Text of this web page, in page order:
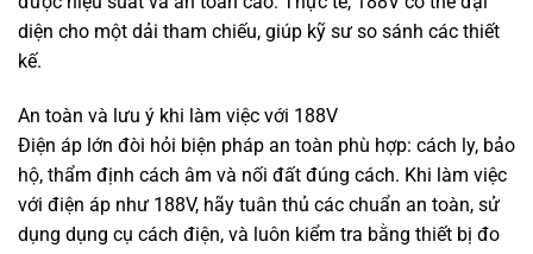
diện cho một dải tham chiếu, giúp kỹ sư so sánh các thiết
kế.
An toàn và lưu ý khi làm việc với 188V
Điện áp lớn đòi hỏi biện pháp an toàn phù hợp: cách ly, bảo
hộ, thẩm định cách âm và nối đất đúng cách. Khi làm việc
với điện áp như 188V, hãy tuân thủ các chuẩn an toàn, sử
dụng dụng cụ cách điện, và luôn kiểm tra bằng thiết bị đo